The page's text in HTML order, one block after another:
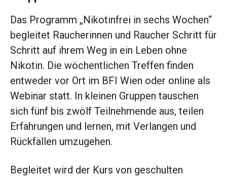
Das Programm „Nikotinfrei in sechs Wochen“
begleitet Raucherinnen und Raucher Schritt für
Schritt auf ihrem Weg in ein Leben ohne
Nikotin. Die wöchentlichen Treffen finden
entweder vor Ort im BFI Wien oder online als
Webinar statt. In kleinen Gruppen tauschen
sich fünf bis zwölf Teilnehmende aus, teilen
Erfahrungen und lernen, mit Verlangen und
Rückfällen umzugehen.
Begleitet wird der Kurs von geschulten